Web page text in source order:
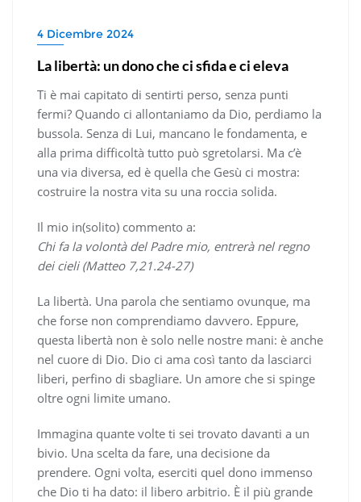
4 Dicembre 2024
La libertà: un dono che ci sfida e ci eleva
Ti è mai capitato di sentirti perso, senza punti
fermi? Quando ci allontaniamo da Dio, perdiamo la
bussola. Senza di Lui, mancano le fondamenta, e
alla prima difficoltà tutto può sgretolarsi. Ma c’è
una via diversa, ed è quella che Gesù ci mostra:
costruire la nostra vita su una roccia solida.
Il mio in(solito) commento a:
Chi fa la volontà del Padre mio, entrerà nel regno
dei cieli (Matteo 7,21.24-27)
La libertà. Una parola che sentiamo ovunque, ma
che forse non comprendiamo davvero. Eppure,
questa libertà non è solo nelle nostre mani: è anche
nel cuore di Dio. Dio ci ama così tanto da lasciarci
liberi, perfino di sbagliare. Un amore che si spinge
oltre ogni limite umano.
Immagina quante volte ti sei trovato davanti a un
bivio. Una scelta da fare, una decisione da
prendere. Ogni volta, eserciti quel dono immenso
che Dio ti ha dato: il libero arbitrio. È il più grande